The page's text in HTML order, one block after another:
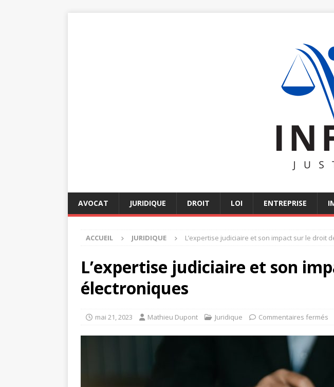
AVOCAT JURIDIQUE DROIT LOI ENTREPRISE
ACCUEIL JURIDIQUE L’expertise judiciaire et son impact sur le droit
L’expertise judiciaire et son
électroniques
mai 21, 2023 Mathieu Dupont Juridique Commentaires fermés